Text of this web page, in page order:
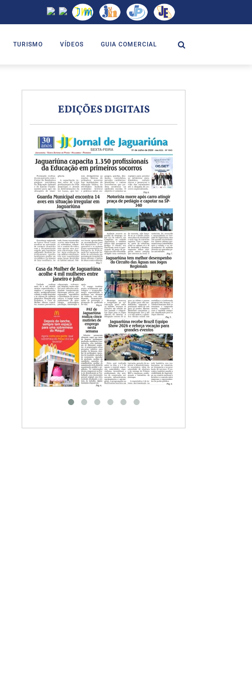
TURISMO VÍDEOS GUIA COMERCIAL
EDIÇÕES DIGITAIS